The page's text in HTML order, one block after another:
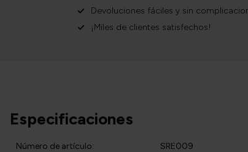
Devoluciones fáciles y sin
¡Miles de clientes satisfechos!
Especificaciones
Número de artículo: SRE009